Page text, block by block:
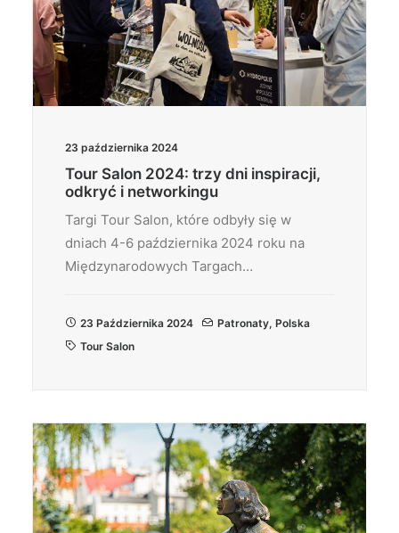
23 października 2024
Tour Salon 2024: trzy dni inspiracji,
odkryć i networkingu
Targi Tour Salon, które odbyły się w
dniach 4-6 października 2024 roku na
Międzynarodowych Targach…
23 Października 2024 Patronaty, Polska
Tour Salon